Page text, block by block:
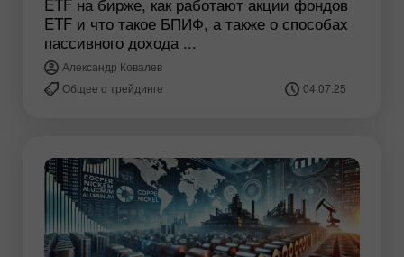
ETF и что такое БПИФ, а также о способах
пассивного дохода ...
Александр Ковалев
Общее о трейдинге
04.07.25